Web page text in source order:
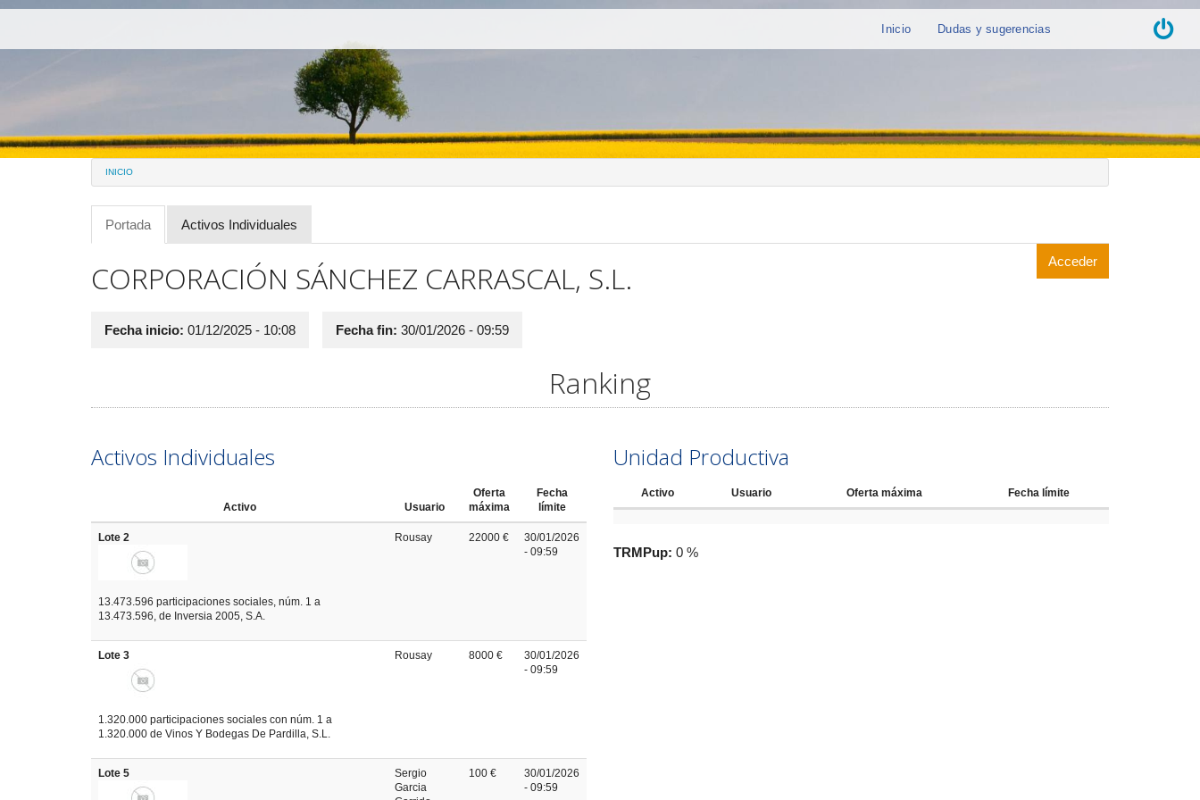
Pasar al contenido principal
Inicio Dudas y sugerencias
INICIO
Solapas principales
Portada (solapa
activa)
Activos Individuales
Acceder
CORPORACIÓN SÁNCHEZ CARRASCAL, S.L.
Fecha inicio: 01/12/2025 - 10:08 Fecha fin: 30/01/2026 - 09:59
Ranking
Activos Individuales
Activo Usuario
Oferta
máxima
Fecha
límite
Lote 2
13.473.596 participaciones sociales, núm. 1 a
13.473.596, de Inversia 2005, S.A.
Rousay 22000 €
30/01/2026
- 09:59
Lote 3
1.320.000 participaciones sociales con núm. 1 a
1.320.000 de Vinos Y Bodegas De Pardilla, S.L.
Rousay 8000 €
30/01/2026
- 09:59
Lote 5
Sergio
Garcia
100 €
30/01/2026
- 09:59
Unidad Productiva
Activo Usuario Oferta máxima Fecha límite
TRMPup: 0 %